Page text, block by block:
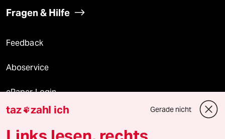
Fragen & Hilfe
Feedback
Aboservice
ePaper Login
Downloads für Abonnierende
taz zahl ich Gerade nicht